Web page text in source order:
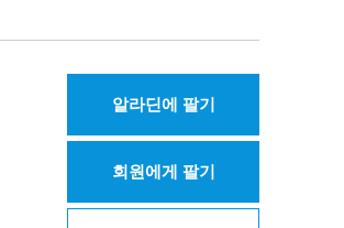
알라딘에 팔기
회원에게 팔기